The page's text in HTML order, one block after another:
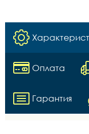
Оплата
Гарантия